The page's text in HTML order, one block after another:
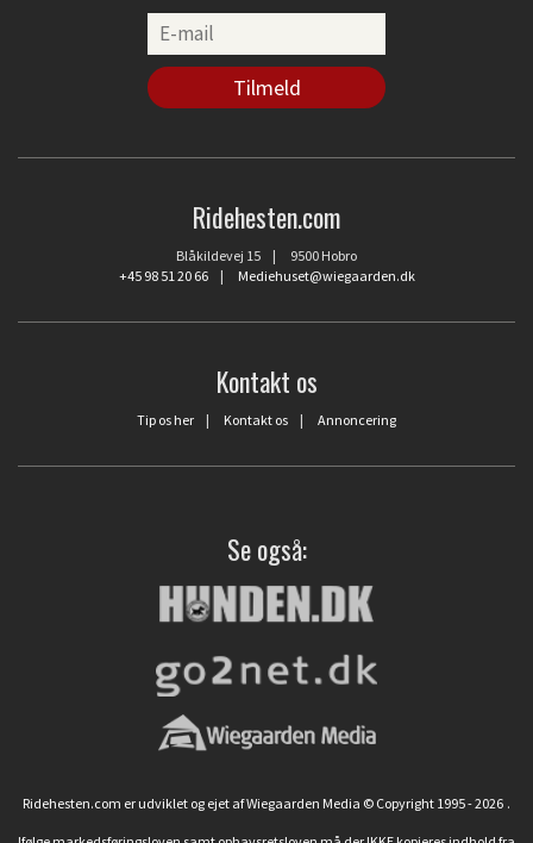
Ridehesten.com
Blåkildevej 15 | 9500 Hobro
+45 98 51 20 66| Mediehuset@wiegaarden.dk
Kontakt os
Tip os her | Kontakt os | Annoncering
Se også:
Ridehesten.com er udviklet og ejet af Wiegaarden Media © Copyright 1995 - 2026 .